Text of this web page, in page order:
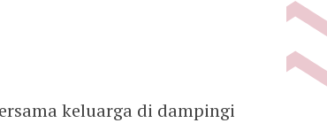
keluarga di dampingi